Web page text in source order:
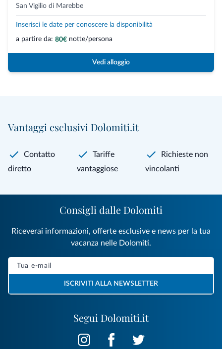
San Vigilio di Marebbe
Inserisci le date per conoscere la disponibilità
a partire da: 80€ notte/persona
Vedi alloggio
Vantaggi esclusivi Dolomiti.it
Contatto
diretto
Tariffe
vantaggiose
Richieste non
vincolanti
Segui Dolomiti.it
Consigli dalle Dolomiti
Riceverai informazioni, offerte esclusive e news per la tua
vacanza nelle Dolomiti.
ISCRIVITI ALLA NEWSLETTER